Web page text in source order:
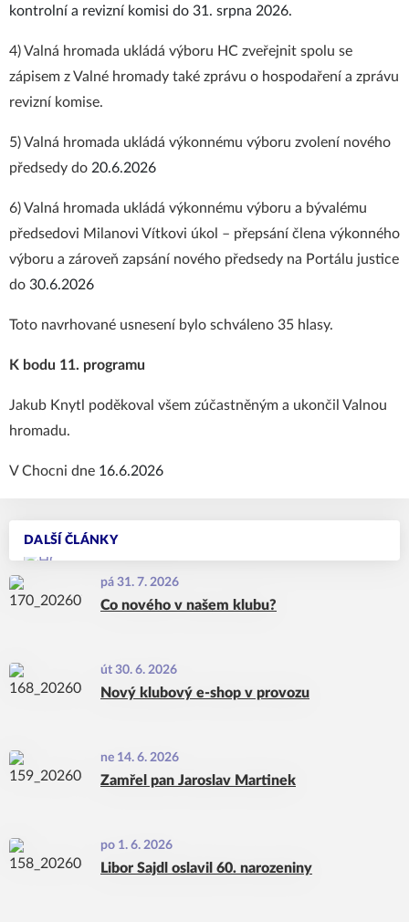
DALŠÍ ČLÁNKY
pá 31. 7. 2026
Co nového v našem klubu?
út 30. 6. 2026
Nový klubový e-shop v provozu
ne 14. 6. 2026
Zamřel pan Jaroslav Martinek
po 1. 6. 2026
Libor Sajdl oslavil 60. narozeniny
kontrolní a revizní komisi do 31. srpna 2026.
4) Valná hromada ukládá výboru HC zveřejnit spolu se
zápisem z Valné hromady také zprávu o hospodaření a zprávu
revizní komise.
5) Valná hromada ukládá výkonnému výboru zvolení nového
předsedy do 20.6.2026
6) Valná hromada ukládá výkonnému výboru a bývalému
předsedovi Milanovi Vítkovi úkol – přepsání člena výkonného
výboru a zároveň zapsání nového předsedy na Portálu justice
do 30.6.2026
Toto navrhované usnesení bylo schváleno 35 hlasy.
K bodu 11. programu
Jakub Knytl poděkoval všem zúčastněným a ukončil Valnou
hromadu.
V Chocni dne 16.6.2026